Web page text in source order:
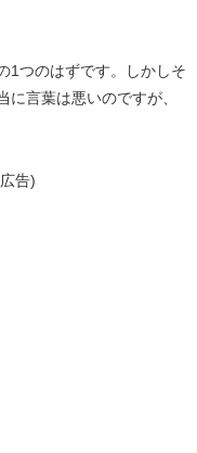
1つのはずです。しかしそ
言葉は悪いのですが、
告)